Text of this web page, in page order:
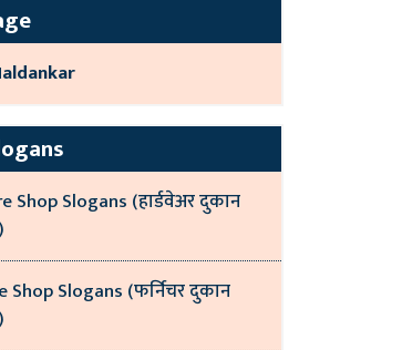
Shop Slogans (हार्डवेअर दुकान
Shop Slogans (फर्निचर दुकान